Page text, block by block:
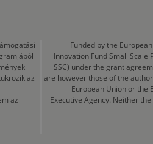
az
az
Funded by the
Innovation Fund Small
SSC) under the grant
are however those of the
European Union or the
Executive Agency. Neither